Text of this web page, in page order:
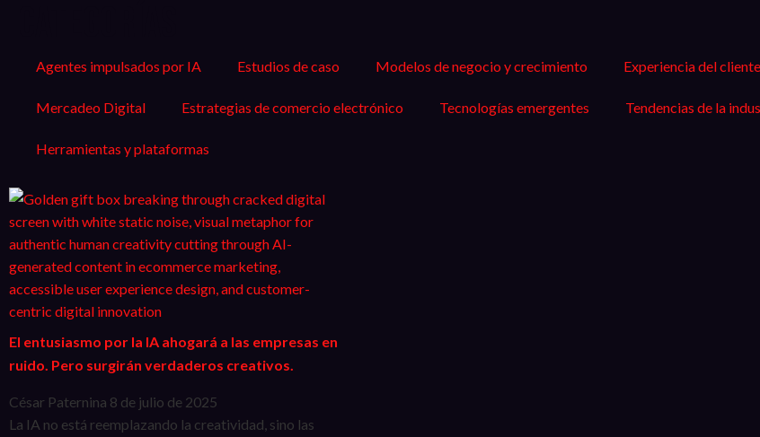
Agentes impulsados por IA Estudios de caso Modelos de negocio y crecimiento Experiencia del cliente
Mercadeo Digital Estrategias de comercio electrónico Tecnologías emergentes Tendencias de la
Herramientas y plataformas
El entusiasmo por la IA ahogará a las empresas en
ruido. Pero surgirán verdaderos creativos.
César Paternina 8 de julio de 2025
La IA no está reemplazando la creatividad, sino las